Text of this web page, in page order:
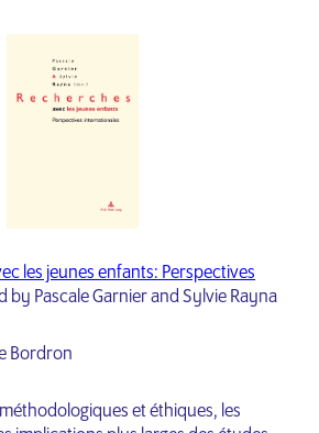
les jeunes enfants: Perspectives
by Pascale Garnier and Sylvie Rayna
Bordron
et éthiques, les